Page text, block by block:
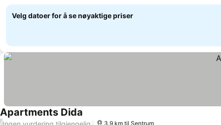
Velg datoer for å se nøyaktige priser
Apartments Dida Se priser
/ 3.9 km til Sentrum